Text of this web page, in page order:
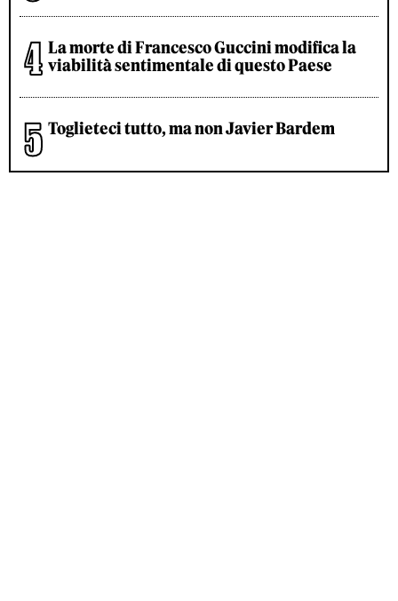
La morte di Francesco Guccini modifica la
viabilità sentimentale di questo Paese
Toglieteci tutto, ma non Javier Bardem